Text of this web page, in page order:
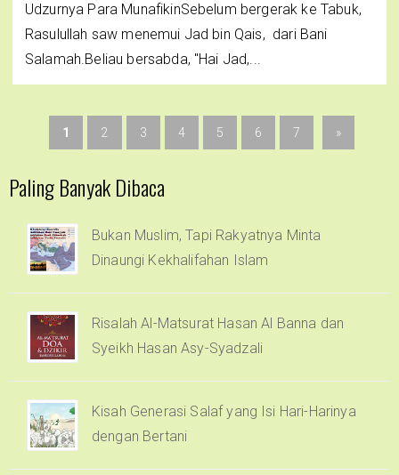
Udzurnya Para MunafikinSebelum bergerak ke Tabuk,
Rasulullah saw menemui Jad bin Qais, dari Bani
Salamah.Beliau bersabda, "Hai Jad,...
1 2 3 4 5 6 7 »
Paling Banyak Dibaca
Bukan Muslim, Tapi Rakyatnya Minta
Dinaungi Kekhalifahan Islam
Risalah Al-Matsurat Hasan Al Banna dan
Syeikh Hasan Asy-Syadzali
Kisah Generasi Salaf yang Isi Hari-Harinya
dengan Bertani